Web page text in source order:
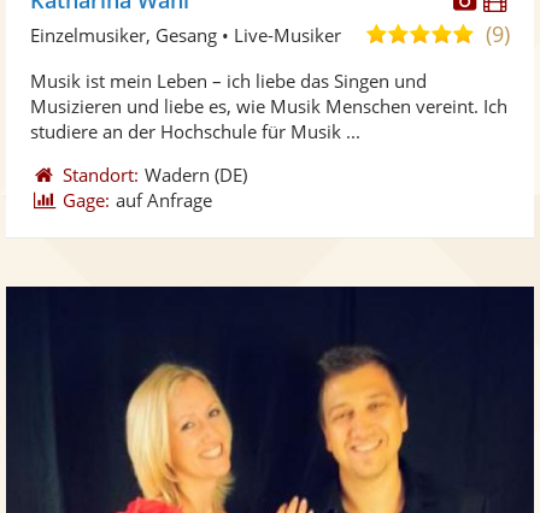
5,0(9)
Einzelmusiker, Gesang • Live-Musiker
Musik ist mein Leben – ich liebe das Singen und
Musizieren und liebe es, wie Musik Menschen vereint. Ich
studiere an der Hochschule für Musik ...
Standort: Wadern (DE)
Gage: auf Anfrage